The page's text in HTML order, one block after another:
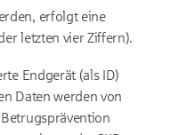
erfolgt eine
letzten vier Ziffern).
Endgerät (als ID)
Daten werden von